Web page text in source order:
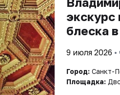
экскурс
блеска
9 июля 2026
Город: Санкт-
Площадка: